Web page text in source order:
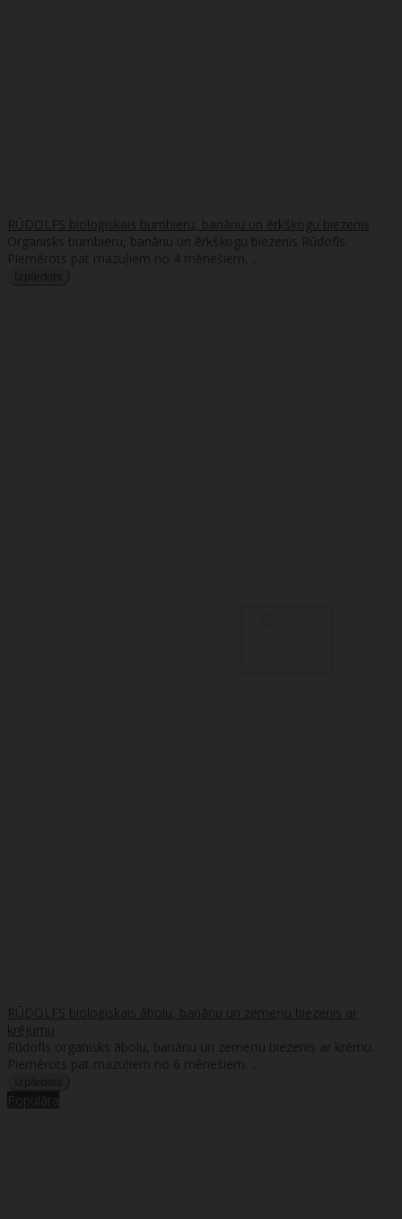
RŪDOLFS bioloģiskais bumbieru, banānu un ērkšķogu biezenis
Organisks bumbieru, banānu un ērkšķogu biezenis Rūdofls.
Piemērots pat mazuļiem no 4 mēnešiem. ..
RŪDOLFS bioloģiskais ābolu, banānu un zemeņu biezenis ar
krējumu
Rūdofls organisks ābolu, banānu un zemeņu biezenis ar krēmu.
Piemērots pat mazuļiem no 6 mēnešiem. ..
Populāra